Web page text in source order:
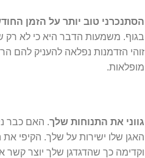
הסתנכרני טוב יותר על הזמן
בגוף. משמעות הדבר היא כי לא רק
זוהי הזדמנות נפלאה להעניק להם
מופלאות.
גווני את התנוחות שלך. האם כבר
האגן שלו ישירות על שלך. הקיפי
וקדימה כך שהדגדגן שלך יוצר קשר